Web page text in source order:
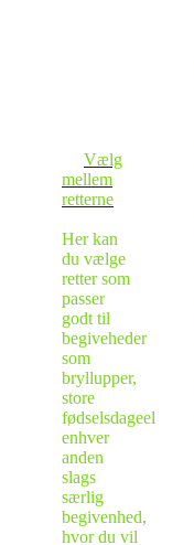
Vælg
mellem
retterne
Her kan
du vælge
retter som
passer
godt til
begiveheder
som
bryllupper,
store
fødselsdageeller
enhver
anden
slags
særlig
begivenhed,
hvor du vil